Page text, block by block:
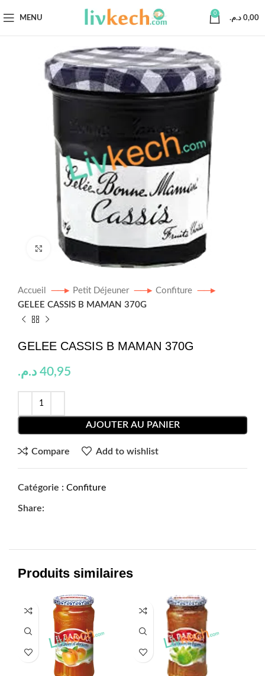
MENU
0
0,00 د.م.
Click to enlarge
Accueil Petit Déjeuner
Confiture
GELEE CASSIS B MAMAN 370G
GELEE CASSIS B MAMAN 370G
40,95 د.م.
AJOUTER AU PANIER
Compare Add to wishlist
Catégorie : Confiture
Share:
Produits similaires